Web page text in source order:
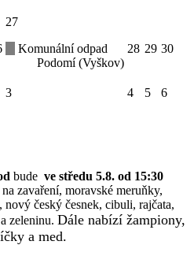
27
Komunální odpad
Podomí (Vyškov)
28 29 30
3 4 5
6
bude ve středu 5.8. od 15:30
zavaření, moravské meruňky,
český česnek, cibuli, rajčata,
zeleninu. Dále nabízí žampiony,
a med.